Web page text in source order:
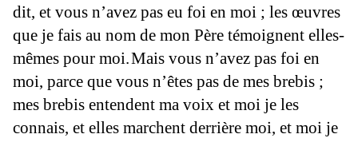
dit, et vous n’avez pas eu foi en moi ; les œuvres
que je fais au nom de mon Père témoignent elles-
mêmes pour moi.Mais vous n’avez pas foi en
moi, parce que vous n’êtes pas de mes brebis ;
mes brebis entendent ma voix et moi je les
connais, et elles marchent derrière moi, et moi je